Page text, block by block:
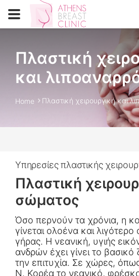
Πλαστική
και
Home Πλαστική χειρουργική και
Υπηρεσίες πλαστικής
Πλαστική
σώματος
Όσο περνούν τα χρόνια, η
γίνεται ολοένα και λιγότερο
γήρας. Η νεανική, υγιής
ανδρών έχει γίνει το βασικό
την επιτυχία. Σε χώρες,
Ν. Κορέα το νεανικό,